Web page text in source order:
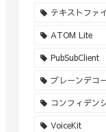
テキストファ
ATOM Lite
PubSubClient
ブレーンデコ
コンフィデン
VoiceKit